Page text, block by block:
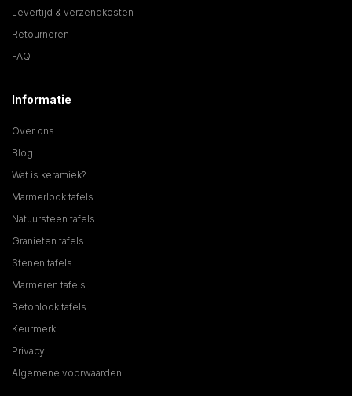
Levertijd & verzendkosten
Retourneren
FAQ
Informatie
Over ons
Blog
Wat is keramiek?
Marmerlook tafels
Natuursteen tafels
Granieten tafels
Stenen tafels
Marmeren tafels
Betonlook tafels
Keurmerk
Privacy
Algemene voorwaarden